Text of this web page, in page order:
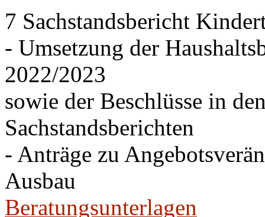
7 Sachstandsbericht
- Umsetzung der
2022/2023
sowie der Beschlüsse in
Sachstandsberichten
- Anträge zu
Ausbau
Beratungsunterlagen